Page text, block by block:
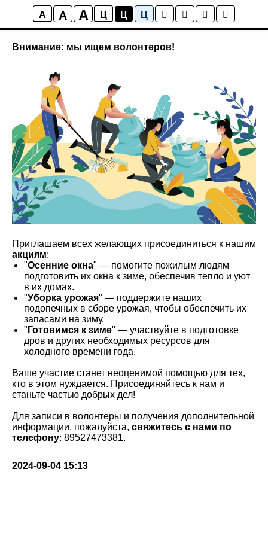
A A A Ц Ц Ц
Новости
Внимание: мы ищем волонтеров!
Приглашаем всех желающих присоединиться к нашим
акциям:
"Осенние окна" — помогите пожилым людям
подготовить их окна к зиме, обеспечив тепло и уют
в их домах.
"Уборка урожая" — поддержите наших
подопечных в сборе урожая, чтобы обеспечить их
запасами на зиму.
" Готовимся к зиме" — участвуйте в подготовке
дров и других необходимых ресурсов для
холодного времени года.
Ваше участие станет неоценимой помощью для тех,
кто в этом нуждается. Присоединяйтесь к нам и
станьте частью добрых дел!
Для записи в волонтеры и получения дополнительной
информации, пожалуйста, свяжитесь с нами по
телефону: 89527473381.
2024-09-04 15:13